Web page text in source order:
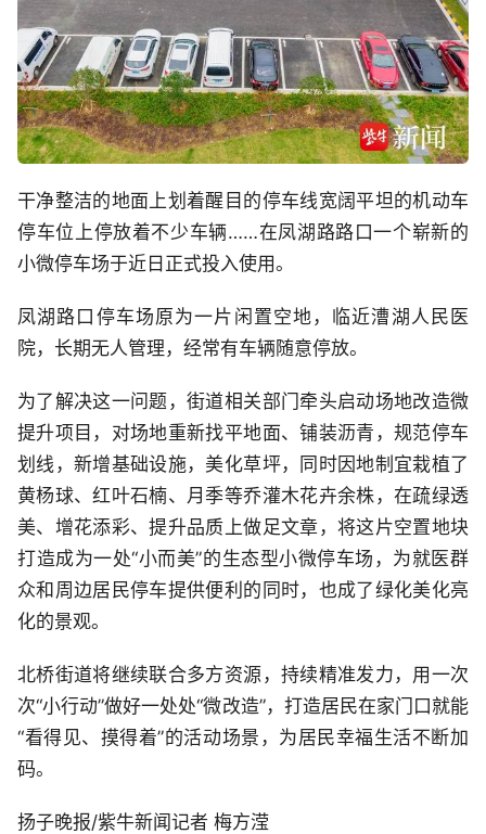
干净整洁的地面上划着醒目的停车线宽阔平坦的机动车
停车位上停放着不少车辆……在凤湖路路口一个崭新的
小微停车场于近日正式投入使用。
凤湖路口停车场原为一片闲置空地，临近漕湖人民医
院，长期无人管理，经常有车辆随意停放。
为了解决这一问题，街道相关部门牵头启动场地改造微
提升项目，对场地重新找平地面、铺装沥青，规范停车
划线，新增基础设施，美化草坪，同时因地制宜栽植了
黄杨球、红叶石楠、月季等乔灌木花卉余株，在疏绿透
美、增花添彩、提升品质上做足文章，将这片空置地块
打造成为一处“小而美”的生态型小微停车场，为就医群
众和周边居民停车提供便利的同时，也成了绿化美化亮
化的景观。
北桥街道将继续联合多方资源，持续精准发力，用一次
次“小行动”做好一处处“微改造”，打造居民在家门口就能
“看得见、摸得着”的活动场景，为居民幸福生活不断加
码。
扬子晚报/紫牛新闻记者 梅方滢